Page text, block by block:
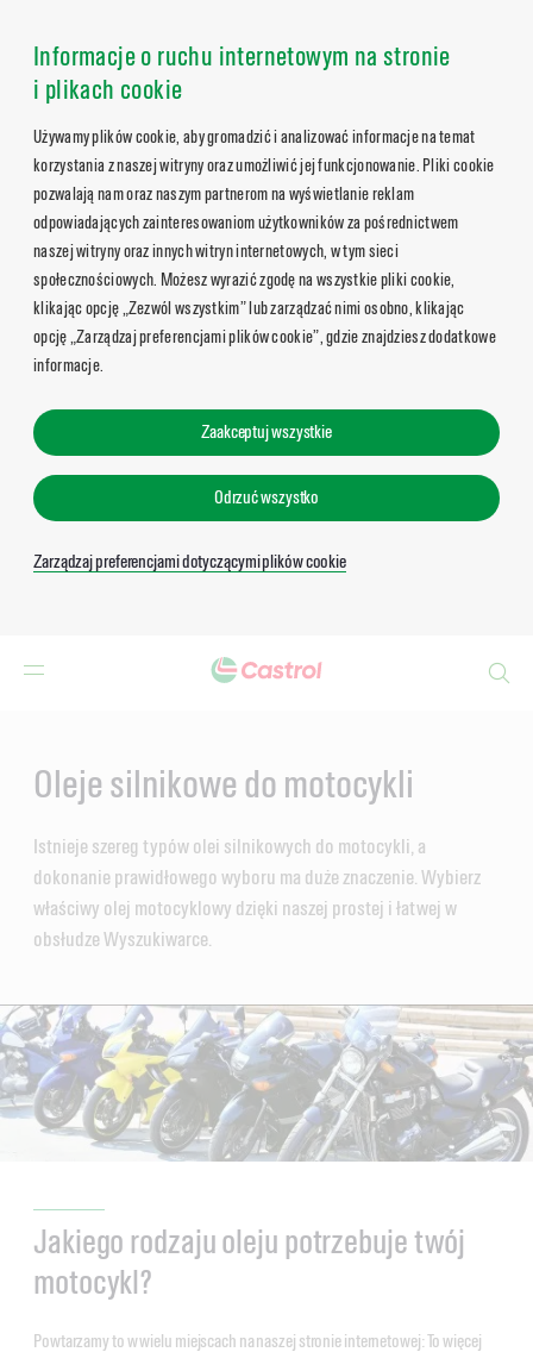
Informacje o ruchu internetowym na stronie
i plikach cookie
Używamy plików cookie, aby gromadzić i analizować informacje na temat
korzystania z naszej witryny oraz umożliwić jej funkcjonowanie. Pliki cookie
pozwalają nam oraz naszym partnerom na wyświetlanie reklam
odpowiadających zainteresowaniom użytkowników za pośrednictwem
naszej witryny oraz innych witryn internetowych, w tym sieci
społecznościowych. Możesz wyrazić zgodę na wszystkie pliki cookie,
klikając opcję „Zezwól wszystkim” lub zarządzać nimi osobno, klikając
opcję „Zarządzaj preferencjami plików cookie”, gdzie znajdziesz dodatkowe
informacje.
Zaakceptuj wszystkie
Odrzuć wszystko
Zarządzaj preferencjami dotyczącymi plików cookie
Oleje silnikowe do motocykli
Istnieje szereg typów olei silnikowych do motocykli, a
dokonanie prawidłowego wyboru ma duże znaczenie. Wybierz
właściwy olej motocyklowy dzięki naszej prostej i łatwej w
obsłudze Wyszukiwarce.
Jakiego rodzaju oleju potrzebuje twój
motocykl?
Powtarzamy to w wielu miejscach na naszej stronie internetowej: To więcej